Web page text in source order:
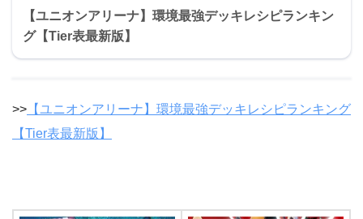
【ユニオンアリーナ】環境最強デッキレシピランキン
グ【Tier表最新版】
>> 【ユニオンアリーナ】環境最強デッキレシピランキング
【Tier表最新版】